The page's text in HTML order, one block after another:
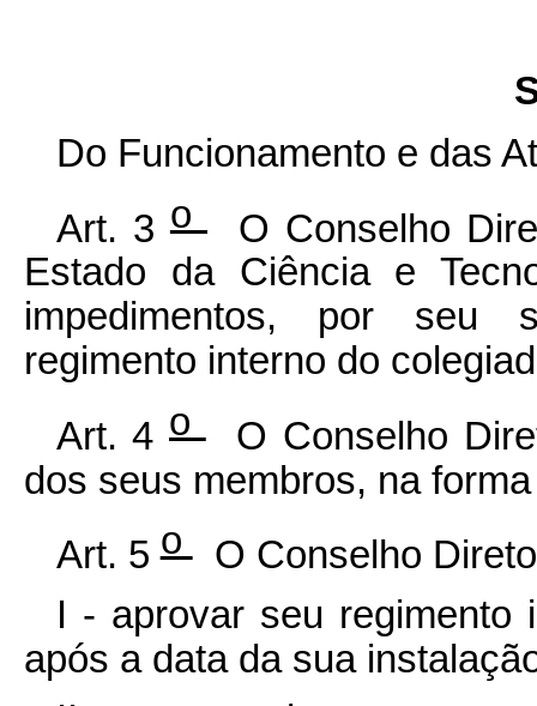
Do Funcionamento e das
Art. 3o
O Conselho
Estado da Ciência e
impedimentos, por seu
regimento interno do
Art. 4o O Conselho
dos seus membros, na
Art. 5o O Conselho
I - aprovar seu regimento
após a data da sua